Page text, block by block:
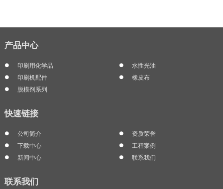
产品中心
印刷用化学品
水性光油
印刷机配件
橡皮布
脱模剂系列
快速链接
公司简介
资质荣誉
下载中心
工程案例
新闻中心
联系我们
联系我们